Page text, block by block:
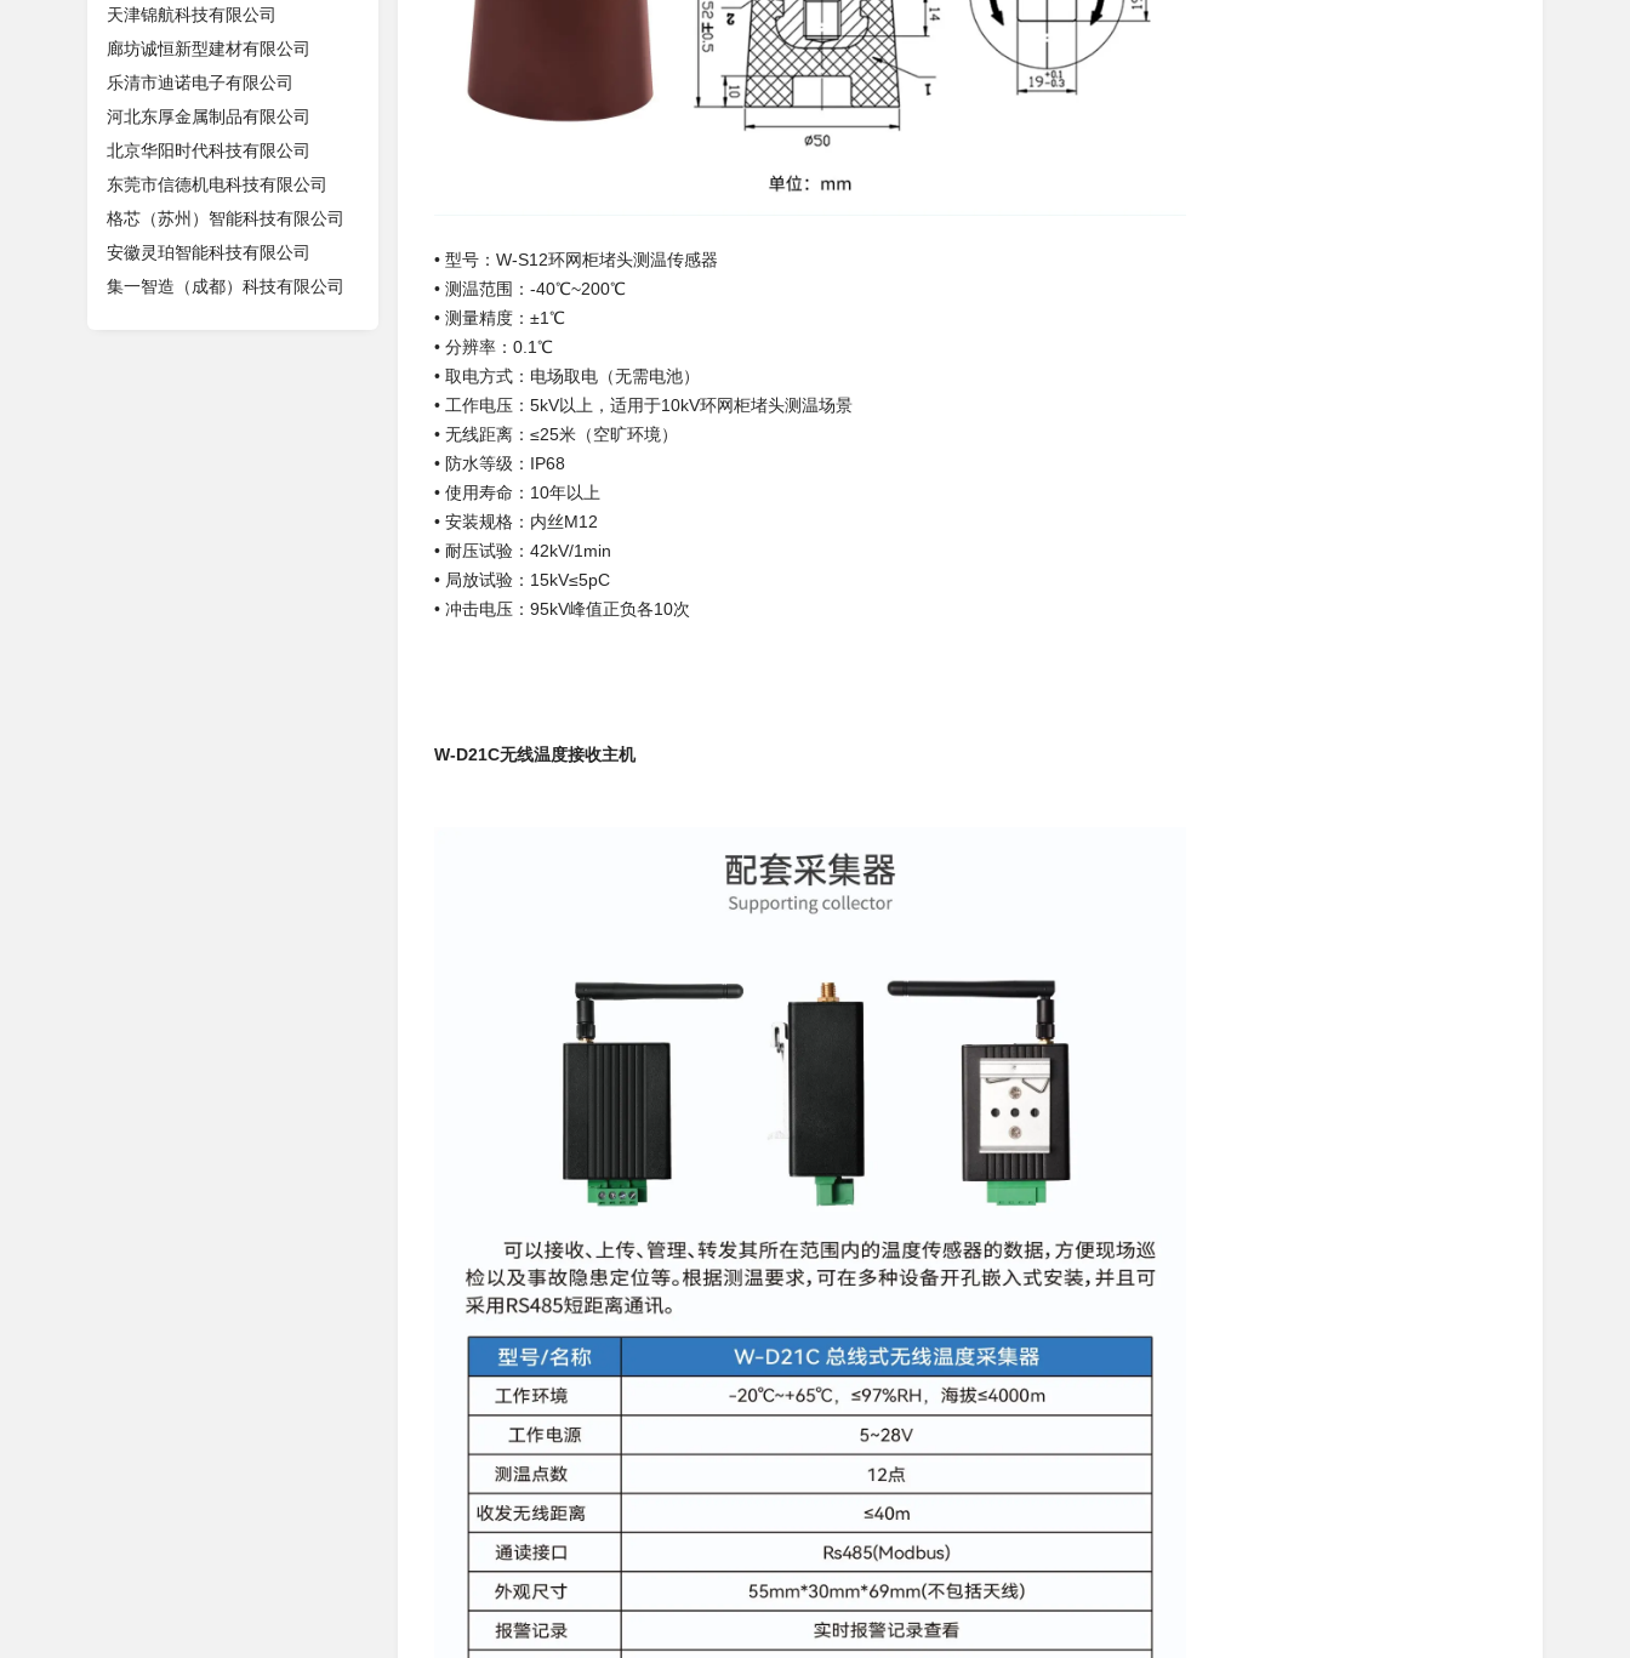
天津锦航科技有限公司
廊坊诚恒新型建材有限公司
乐清市迪诺电子有限公司
河北东厚金属制品有限公司
北京华阳时代科技有限公司
东莞市信德机电科技有限公司
格芯（苏州）智能科技有限公司
安徽灵珀智能科技有限公司
集一智造（成都）科技有限公司
• 型号：W-S12环网柜堵头测温传感器
• 测温范围：-40℃~200℃
• 测量精度：±1℃
• 分辨率：0.1℃
• 取电方式：电场取电（无需电池）
• 工作电压：5kV以上，适用于10kV环网柜堵头测温场景
• 无线距离：≤25米（空旷环境）
• 防水等级：IP68
• 使用寿命：10年以上
• 安装规格：内丝M12
• 耐压试验：42kV/1min
• 局放试验：15kV≤5pC
• 冲击电压：95kV峰值正负各10次
W-D21C无线温度接收主机